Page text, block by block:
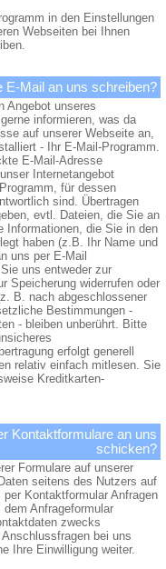
in den Einstellungen
Webseiten bei Ihnen
E-Mail an uns schreiben?
Angebot unseres
informieren, was da
auf unserer Webseite an,
- Ihr E-Mail-Programm.
E-Mail-Adresse
Internetangebot
für dessen
sind. Übertragen
evtl. Dateien, die Sie an
Informationen, die Sie in den
haben (z.B. Ihr Name und
uns per E-Mail
uns entweder zur
Speicherung widerrufen oder
B. nach abgeschlossener
Bestimmungen -
- bleiben unberührt. Bitte
erfolgt generell
relativ einfach mitlesen. Sie
Kreditkarten-
Kontaktformulare an uns
schicken?
Formulare auf unserer
seitens des Nutzers auf
Kontaktformular Anfragen
Anfrageformular
zwecks
bei uns
Ihre Einwilligung weiter.